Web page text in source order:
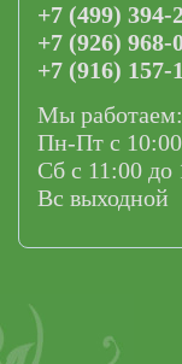
+7 (499) 394-
+7 (926) 968-
+7 (916) 157-
Мы работаем:
Пн-Пт с 10:00
Сб с 11:00 до
Вс выходной